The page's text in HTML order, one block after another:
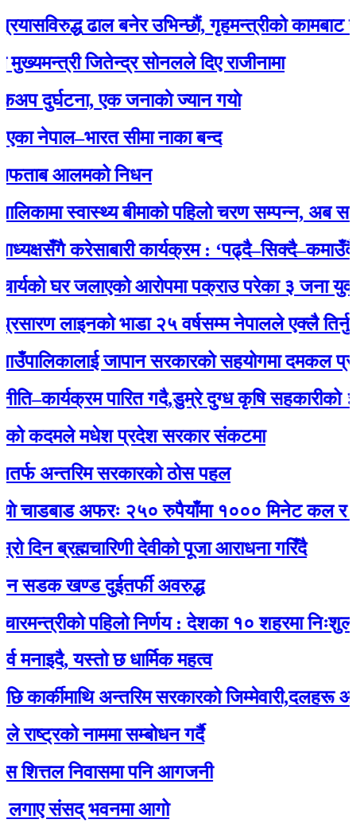
ढाल बनेर उभिन्छौं, गृहमन्त्रीको कामबाट
जितेन्द्र सोनलले दिए राजीनामा
एक जनाकाे ज्यान गयाे
सीमा नाका बन्द
आलमको निधन
स्वास्थ्य बीमाको पहिलो चरण सम्पन्न, अब सबै
करेसाबारी कार्यक्रम : ‘पढ्दै–सिक्दै–कमाउँदै’
घर जलाएको आरोपमा पक्राउ परेका ३ जना
लाइनको भाडा २५ वर्षसम्म नेपालले एक्‍लै तिर्नुपर्ने’
जापान सरकारको सहयोगमा दमकल प्रदान
पारित गदै,डुम्रे दुग्ध कृषि सहकारीको ३२ औं
मधेश प्रदेश सरकार संकटमा
सरकारको ठोस पहल
अफरः २५० रुपैयाँमा १००० मिनेट कल र नेट
ब्रह्मचारिणी देवीको पूजा आराधना गरिँदै
खण्ड दुईतर्फी अवरुद्ध
पहिलो निर्णय : देशका १० शहरमा निःशुल्क
यस्तो छ धार्मिक महत्व
अन्तरिम सरकारको जिम्मेवारी,दलहरू
नाममा सम्बोधन गर्दै
निवासमा पनि आगजनी
संसद् भवनमा आगो